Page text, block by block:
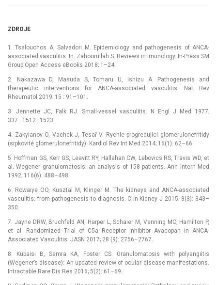
ZDROJE
1. Tsalouchos A, Salvadori M. Epidemiology and pathogenesis of ANCA-
associated vasculitis. In: Zahoorullah S. Reviews in Imunology. In-Press SM
Group Open Access eBooks 2018; 1–24.
2. Nakazawa D, Masuda S, Tomaru U, Ishizu A. Pathogenesis and
therapeutic interventions for ANCA-associated vasculitis. Nat Rev
Rheumatol 2019; 15 : 91–101.
3. Jennette JC, Falk RJ. Small-vessel vasculitis. N Engl J Med 1977;
337 : 1512–1523.
4. Zakyianov O, Vachek J, Tesař V. Rychle progredující glomerulonefritidy
(srpkovité glomerulonefritidy). Kardiol Rev Int Med 2014; 16(1): 62–66.
5. Hoffman GS, Kerr GS, Leavitt RY, Hallahan CW, Lebovics RS, Travis WD, et
al. Wegener granulomatosis: an analysis of 158 patients. Ann Intern Med
1992; 116(6): 488–498.
6. Rowaiye OO, Kusztal M, Klinger M. The kidneys and ANCA-associated
vasculitis: from pathogenesis to diagnosis. Clin Kidney J 2015; 8(3): 343–
350.
7. Jayne DRW, Bruchfeld AN, Harper L, Schaier M, Venning MC, Hamilton P,
et al. Randomized Trial of C5a Receptor Inhibitor Avacopan in ANCA-
Associated Vasculitis. JASN 2017; 28 (9): 2756–2767.
8. Kubaisi B, Samra KA, Foster CS. Granulomatosis with polyangiitis
(Wegener’s disease): An updated review of ocular disease manifestations.
Intractable Rare Dis Res 2016; 5(2): 61–69.